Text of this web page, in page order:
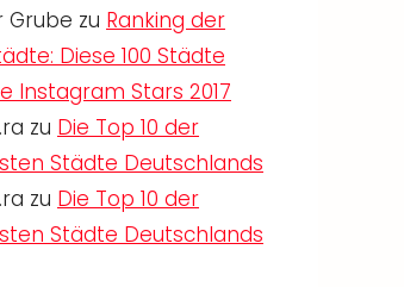
Grube zu Ranking der
Diese 100 Städte
Instagram Stars 2017
zu Die Top 10 der
Städte Deutschlands
zu Die Top 10 der
Städte Deutschlands